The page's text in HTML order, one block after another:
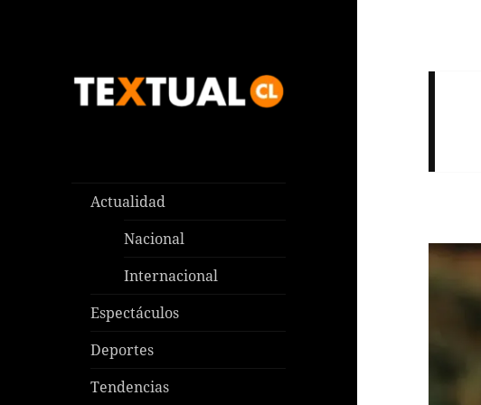
Actualidad
Nacional
Internacional
Espectáculos
Deportes
Tendencias